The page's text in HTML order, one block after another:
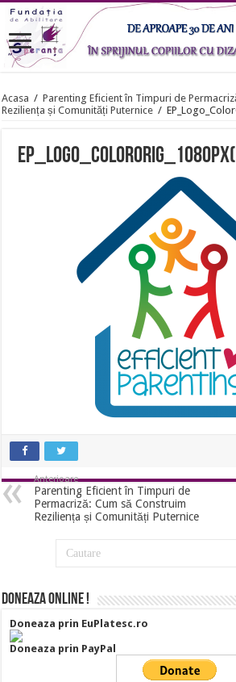
Acasa / Parenting Eficient în Timpuri de
Reziliența și Comunități Puternice /
Anterioare
Parenting Eficient în Timpuri de
Permacriză: Cum să Construim
Reziliența și Comunități Puternice
Doneaza online !
Doneaza prin EuPlatesc.ro
Doneaza prin PayPal